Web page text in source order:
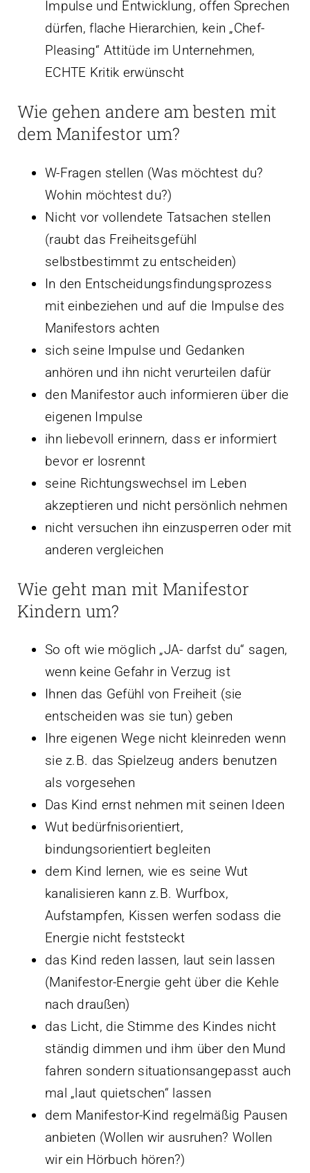
Impulse und Entwicklung, offen Sprechen
dürfen, flache Hierarchien, kein „Chef-
Pleasing“ Attitüde im Unternehmen,
ECHTE Kritik erwünscht
Wie gehen andere am besten mit
dem Manifestor um?
W-Fragen stellen (Was möchtest du?
Wohin möchtest du?)
Nicht vor vollendete Tatsachen stellen
(raubt das Freiheitsgefühl
selbstbestimmt zu entscheiden)
In den Entscheidungsfindungsprozess
mit einbeziehen und auf die Impulse des
Manifestors achten
sich seine Impulse und Gedanken
anhören und ihn nicht verurteilen dafür
den Manifestor auch informieren über die
eigenen Impulse
ihn liebevoll erinnern, dass er informiert
bevor er losrennt
seine Richtungswechsel im Leben
akzeptieren und nicht persönlich nehmen
nicht versuchen ihn einzusperren oder mit
anderen vergleichen
Wie geht man mit Manifestor
Kindern um?
So oft wie möglich „JA- darfst du“ sagen,
wenn keine Gefahr in Verzug ist
Ihnen das Gefühl von Freiheit (sie
entscheiden was sie tun) geben
Ihre eigenen Wege nicht kleinreden wenn
sie z.B. das Spielzeug anders benutzen
als vorgesehen
Das Kind ernst nehmen mit seinen Ideen
Wut bedürfnisorientiert,
bindungsorientiert begleiten
dem Kind lernen, wie es seine Wut
kanalisieren kann z.B. Wurfbox,
Aufstampfen, Kissen werfen sodass die
Energie nicht feststeckt
das Kind reden lassen, laut sein lassen
(Manifestor-Energie geht über die Kehle
nach draußen)
das Licht, die Stimme des Kindes nicht
ständig dimmen und ihm über den Mund
fahren sondern situationsangepasst auch
mal „laut quietschen“ lassen
dem Manifestor-Kind regelmäßig Pausen
anbieten (Wollen wir ausruhen? Wollen
wir ein Hörbuch hören?)